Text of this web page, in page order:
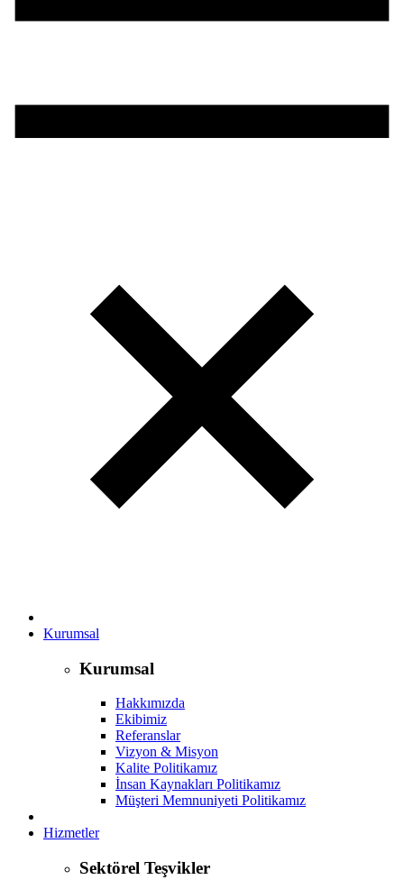
Kurumsal
Kurumsal
Hakkımızda
Ekibimiz
Referanslar
Vizyon & Misyon
Kalite Politikamız
İnsan Kaynakları Politikamız
Müşteri Memnuniyeti Politikamız
Hizmetler
Sektörel Teşvikler